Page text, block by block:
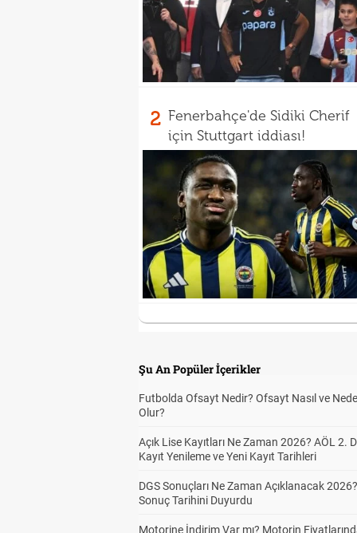
2 Fenerbahçe'de Sidiki Cherif
için Stuttgart iddiası!
Şu An Popüler İçerikler
Futbolda Ofsayt Nedir? Ofsayt Nasıl ve
Olur?
Açık Lise Kayıtları Ne Zaman 2026? AÖL 2.
Kayıt Yenileme ve Yeni Kayıt Tarihleri
DGS Sonuçları Ne Zaman Açıklanacak
Sonuç Tarihini Duyurdu
Motorine İndirim Var mı? Motorin